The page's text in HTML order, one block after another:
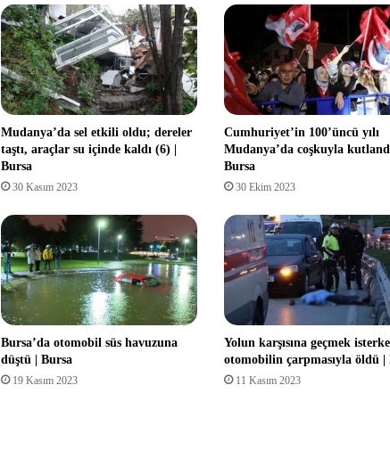
Mudanya’da sel etkili oldu; dereler
taştı, araçlar su içinde kaldı (6) |
Bursa
30 Kasım 2023
Cumhuriyet’in 100’üncü yılı
Mudanya’da coşkuyla kutlandı
Bursa
30 Ekim 2023
Bursa’da otomobil süs havuzuna
düştü | Bursa
19 Kasım 2023
Yolun karşısına geçmek
otomobilin çarpmasıyla öldü |
11 Kasım 2023